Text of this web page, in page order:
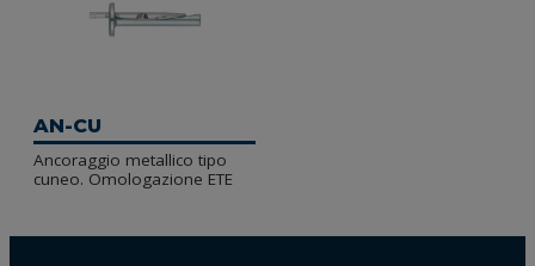
AN-CU
Ancoraggio metallico tipo
cuneo. Omologazione ETE